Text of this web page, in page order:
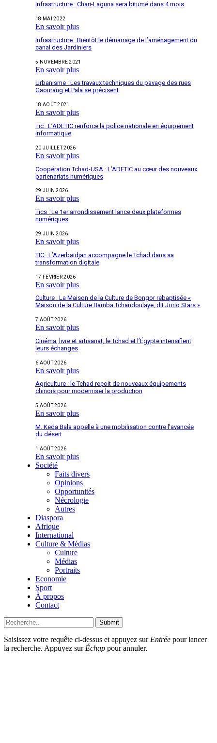
Infrastructure : Chari-Laguna sera bitumé dans 4 mois
18 MAI 2022
En savoir plus
Infrastructure : Bientôt le démarrage de l’aménagement du
canal des Jardiniers
5 NOVEMBRE 2021
En savoir plus
Urbanisme : Les travaux techniques du pavage des rues
Gaourang et Pala se précisent
18 AOÛT 2021
En savoir plus
Tic : L’ADETIC renforce la police nationale en équipement
informatique
20 JUILLET 2026
En savoir plus
Coopération Tchad-USA : L’ADETIC au cœur des nouveaux
partenariats numériques
29 JUIN 2026
En savoir plus
Tics : Le 1er arrondissement lance deux plateformes
numériques
29 JUIN 2026
En savoir plus
TIC : L’Azerbaïdjan accompagne le Tchad dans sa
transformation digitale
17 FÉVRIER 2026
En savoir plus
Culture : La Maison de la Culture de Bongor rebaptisée «
Maison de la Culture Bamba Tchandoulaye, dit Jorio Stars »
7 AOÛT 2026
En savoir plus
Cinéma, livre et artisanat, le Tchad et l’Égypte intensifient
leurs échanges
6 AOÛT 2026
En savoir plus
Agriculture : le Tchad reçoit de nouveaux équipements
chinois pour moderniser la production
5 AOÛT 2026
En savoir plus
M. Keda Bala appelle à une mobilisation contre l’avancée
du désert
1 AOÛT 2026
En savoir plus
Société
Faits divers
Opinions
Opportunités
Nécrologie
Autres
Diaspora
Afrique
International
Culture & Médias
Culture
Médias
Portraits
Economie
Sport
À propos
Contact
Submit
Saisissez votre requête ci-dessus et appuyez sur Entrée pour lancer
la recherche. Appuyez sur Échap pour annuler.